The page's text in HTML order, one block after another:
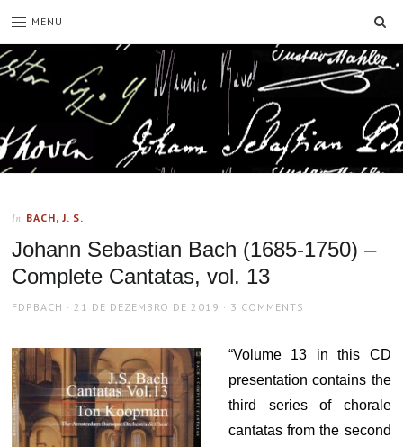
MENU
In BACH, J. S.
Johann Sebastian Bach (1685-1750) –
Complete Cantatas, vol. 13
AUTHOR
FDPBACH
POSTED
21 DE DEZEMBRO DE 2019 3 COMMENTS
“Volume 13 in this CD
presentation contains the
third series of chorale
cantatas from the second